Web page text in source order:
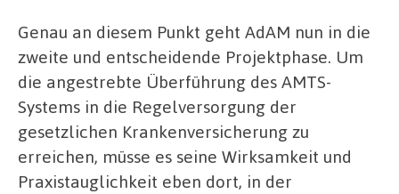
Genau an diesem Punkt geht AdAM nun in die
zweite und entscheidende Projektphase. Um
die angestrebte Überführung des AMTS-
Systems in die Regelversorgung der
gesetzlichen Krankenversicherung zu
erreichen, müsse es seine Wirksamkeit und
Praxistauglichkeit eben dort, in der